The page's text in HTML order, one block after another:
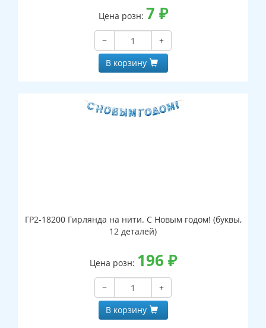
Цена розн: 7 ₽
−
+
В корзину
ГР2-18200 Гирлянда на нити. С Новым годом! (буквы,
12 деталей)
Цена розн: 196 ₽
−
+
В корзину